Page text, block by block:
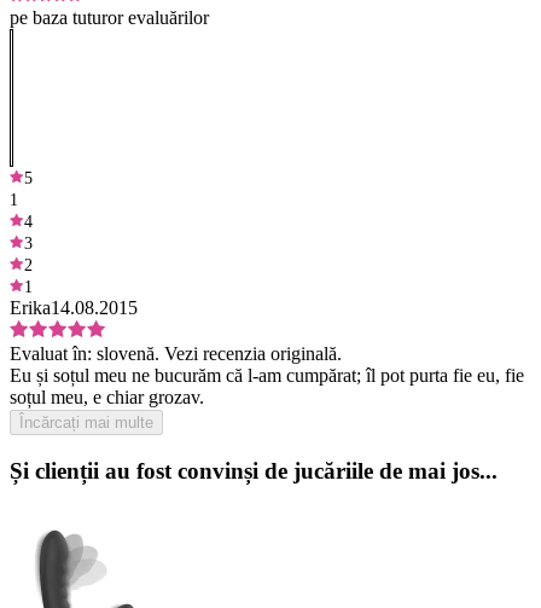
pe baza tuturor evaluărilor
5
1
4
3
2
1
Erika14.08.2015
Evaluat în: slovenă. Vezi recenzia originală.
Eu și soțul meu ne bucurăm că l-am cumpărat; îl pot purta fie eu, fie
soțul meu, e chiar grozav.
Încărcați mai multe
Și clienții au fost convinși de jucăriile de mai jos...